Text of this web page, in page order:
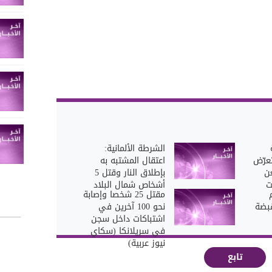
الشرطة الألمانية:
اعتقال المشتبه به
بإطلاق النار وقتل 5
أشخاص شمال البلاد
مقتل 25 شخصا وإصابة
نحو 100 آخرين في
اشتباكات داخل سجن
في سريلانكا (سكاي
نيوز عربية)
تابع